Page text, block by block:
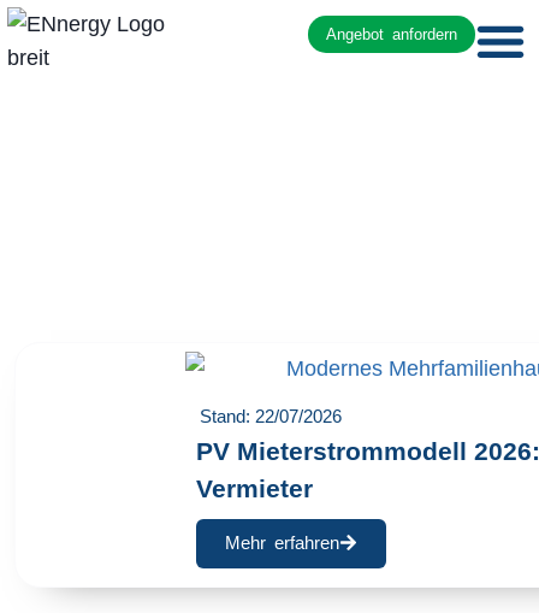
Angebot anfordern
Stand: 22/07/2026
PV Mieterstrommodell
Vermieter
Mehr erfahren